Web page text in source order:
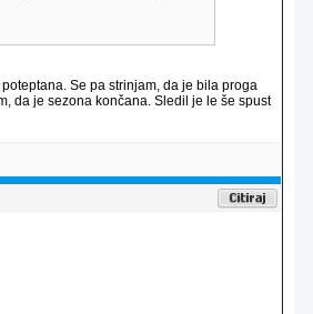
Se pa strinjam, da je bila proga
da je sezona končana. Sledil je le še spust